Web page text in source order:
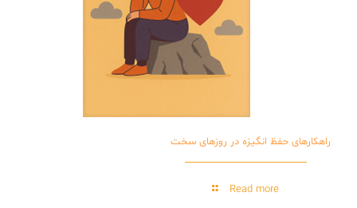
راهکارهای حفظ انگیزه در روزهای سخت
Read more